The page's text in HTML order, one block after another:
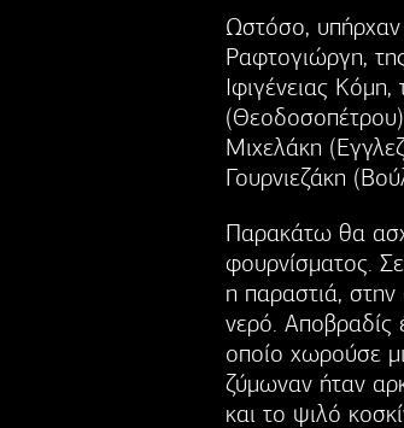
Ωστόσο, υπήρχαν
Ραφτογιώργη,
Ιφιγένειας
Μιχελάκη
Γουρνιεζάκη
Παρακάτω θα
φουρνίσματος.
η παραστιά, στην
νερό. Αποβραδίς
οποίο χωρούσε
ζύμωναν ήταν
και το ψιλό